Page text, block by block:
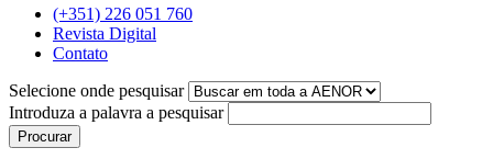
(+351) 226 051 760
Revista Digital
Contato
Selecione onde pesquisar
Introduza a palavra a pesquisar
Procurar